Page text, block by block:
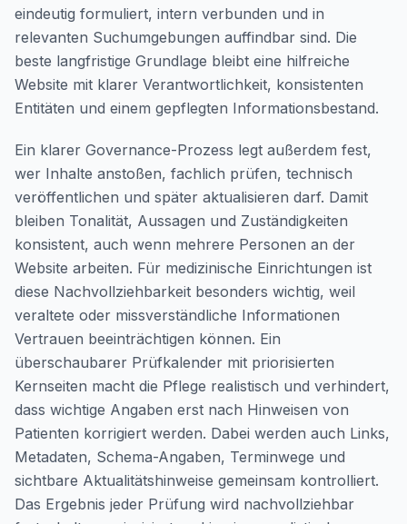
eindeutig formuliert, intern verbunden und in
relevanten Suchumgebungen auffindbar sind. Die
beste langfristige Grundlage bleibt eine hilfreiche
Website mit klarer Verantwortlichkeit, konsistenten
Entitäten und einem gepflegten Informationsbestand.
Ein klarer Governance-Prozess legt außerdem fest,
wer Inhalte anstoßen, fachlich prüfen, technisch
veröffentlichen und später aktualisieren darf. Damit
bleiben Tonalität, Aussagen und Zuständigkeiten
konsistent, auch wenn mehrere Personen an der
Website arbeiten. Für medizinische Einrichtungen ist
diese Nachvollziehbarkeit besonders wichtig, weil
veraltete oder missverständliche Informationen
Vertrauen beeinträchtigen können. Ein
überschaubarer Prüfkalender mit priorisierten
Kernseiten macht die Pflege realistisch und verhindert,
dass wichtige Angaben erst nach Hinweisen von
Patienten korrigiert werden. Dabei werden auch Links,
Metadaten, Schema-Angaben, Terminwege und
sichtbare Aktualitätshinweise gemeinsam kontrolliert.
Das Ergebnis jeder Prüfung wird nachvollziehbar